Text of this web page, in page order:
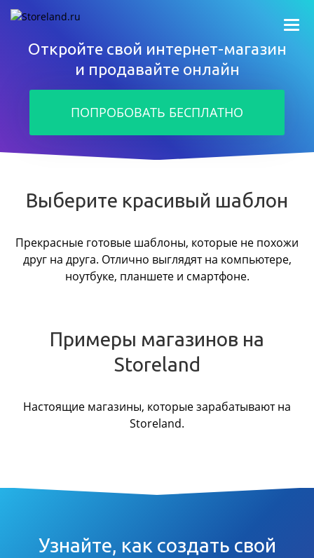
Откройте свой интернет-магазин
и продавайте онлайн
ПОПРОБОВАТЬ БЕСПЛАТНО
Выберите красивый шаблон
Прекрасные готовые шаблоны, которые не похожи
друг на друга. Отлично выглядят на компьютере,
ноутбуке, планшете и смартфоне.
Примеры магазинов на
Storeland
Настоящие магазины, которые зарабатывают на
Storeland.
Узнайте, как создать свой